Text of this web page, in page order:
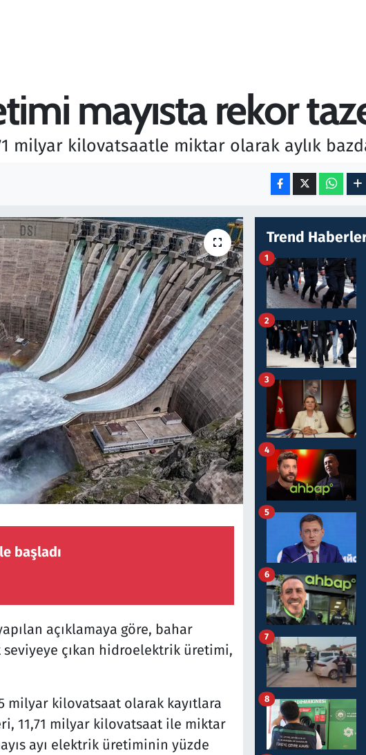
mayısta rekor
milyar kilovatsaatle miktar olarak aylık
başladı
açıklamaya göre, bahar
çıkan hidroelektrik üretimi,
milyar kilovatsaat olarak kayıtlara
11,71 milyar kilovatsaat ile miktar
ayı elektrik üretiminin yüzde
Trend
1
2
3
4
5
6
7
8